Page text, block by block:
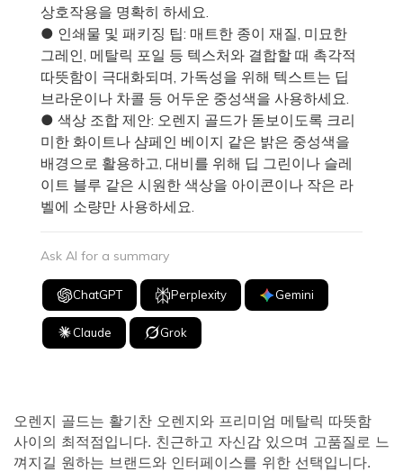
상호작용을 명확히 하세요.
● 인쇄물 및 패키징 팁: 매트한 종이 재질, 미묘한
그레인, 메탈릭 포일 등 텍스처와 결합할 때 촉각적
따뜻함이 극대화되며, 가독성을 위해 텍스트는 딥
브라운이나 차콜 등 어두운 중성색을 사용하세요.
● 색상 조합 제안: 오렌지 골드가 돋보이도록 크리
미한 화이트나 샴페인 베이지 같은 밝은 중성색을
배경으로 활용하고, 대비를 위해 딥 그린이나 슬레
이트 블루 같은 시원한 색상을 아이콘이나 작은 라
벨에 소량만 사용하세요.
Ask AI for a summary
ChatGPT Perplexity Gemini
Claude Grok
오렌지 골드는 활기찬 오렌지와 프리미엄 메탈릭 따뜻함
사이의 최적점입니다. 친근하고 자신감 있으며 고품질로 느
껴지길 원하는 브랜드와 인터페이스를 위한 선택입니다.